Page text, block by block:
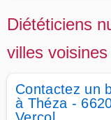
Diététiciens
villes voisines
Contactez un
à Théza -